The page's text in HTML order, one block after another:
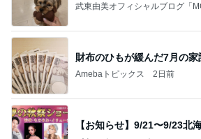
武東由美オフィシャルブログ「
財布のひもが緩んだ7月の家
Amebaトピックス 2日前
【お知らせ】9/21〜9/23北